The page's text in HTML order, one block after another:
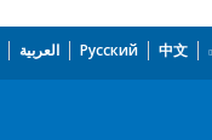
العربية Русский 中文